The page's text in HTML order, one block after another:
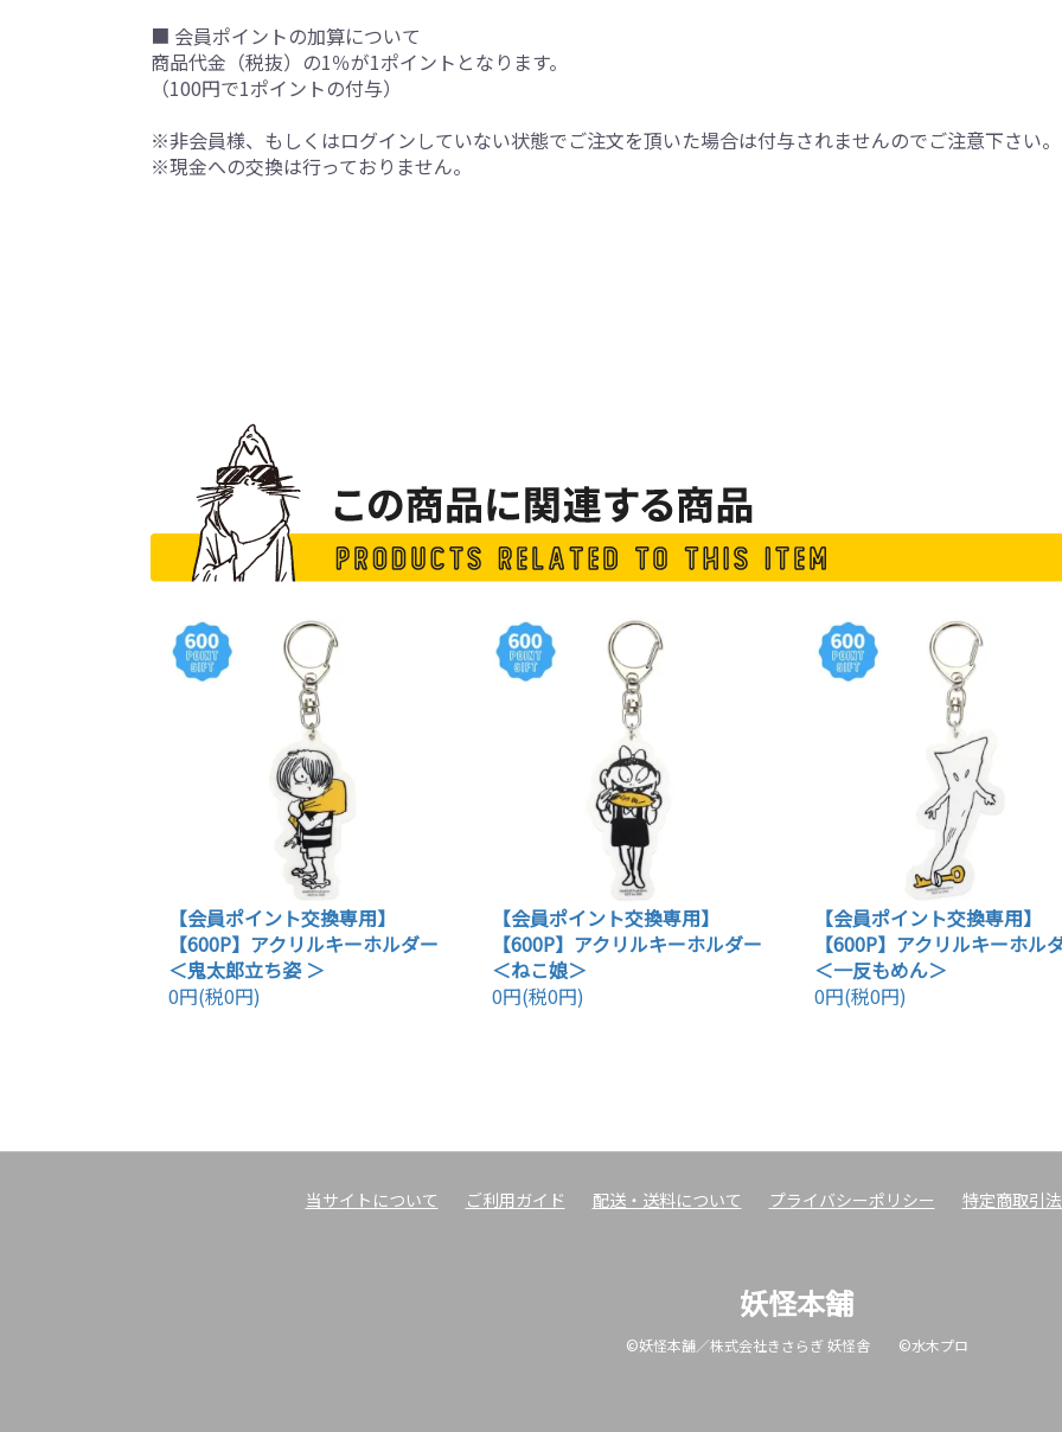
■ 会員ポイントの加算について
商品代金（税抜）の1％が1ポイントとなります。
（100円で1ポイントの付与）
※非会員様、もしくはログインしていない状態でご注文を頂いた場合は付与されませんのでご注意下さい。
※現金への交換は行っておりません。
【会員ポイント交換専用】
【600P】アクリルキーホルダー
＜鬼太郎立ち姿 ＞
0円(税0円)
【会員ポイント交換専用】
【600P】アクリルキーホルダー
＜ねこ娘＞
0円(税0円)
【会員ポイント交換専用】
【600P】アクリルキーホル
＜一反もめん＞
0円(税0円)
当サイトについて ご利用ガイド 配送・送料について プライバシーポリシー 特定商取引
妖怪本舗
©妖怪本舗／株式会社きさらぎ 妖怪舎 ©水木プロ